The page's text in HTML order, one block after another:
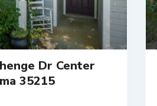
Dr Center
35215